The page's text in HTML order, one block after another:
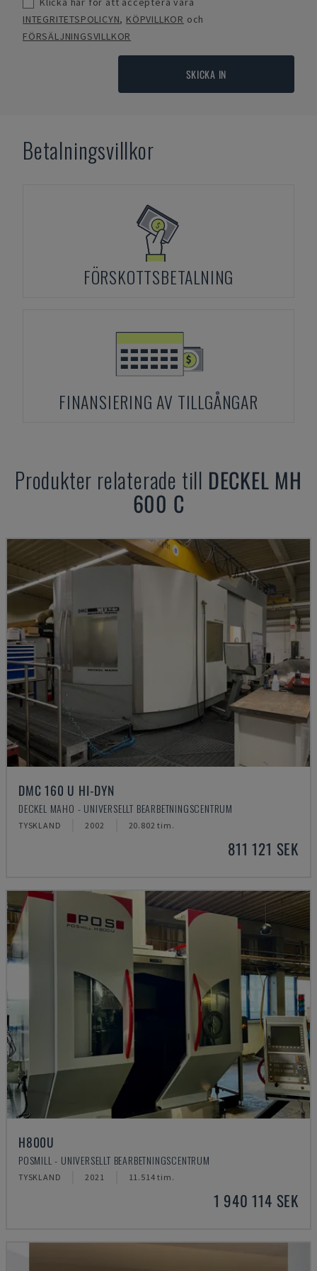
INTEGRITETSPOLICYN, KÖPVILLKOR och
FÖRSÄLJNINGSVILLKOR
SKICKA IN
Betalningsvillkor
FÖRSKOTTSBETALNING
FINANSIERING AV TILLGÅNGAR
Produkter relaterade till DECKEL MH
600 C
DMC 160 U HI-DYN
DECKEL MAHO - UNIVERSELLT BEARBETNINGSCENTRUM
TYSKLAND 2002 20.802 tim.
811 121 SEK
H800U
POSMILL - UNIVERSELLT BEARBETNINGSCENTRUM
TYSKLAND 2021 11.514 tim.
1 940 114 SEK